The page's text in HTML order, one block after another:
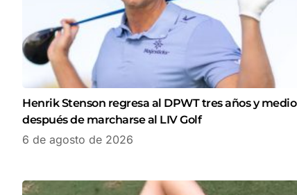
Henrik Stenson regresa al DPWT tres años y medio
después de marcharse al LIV Golf
6 de agosto de 2026